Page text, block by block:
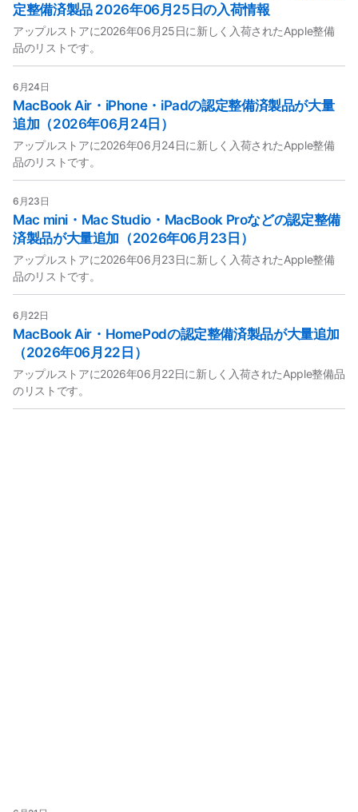
定整備済製品 2026年06月25日の入荷情報
アップルストアに2026年06月25日に新しく入荷されたApple整備
品のリストです。
6月24日
MacBook Air・iPhone・iPadの認定整備済製品が大量
追加（2026年06月24日）
アップルストアに2026年06月24日に新しく入荷されたApple整備
品のリストです。
6月23日
Mac mini・Mac Studio・MacBook Proなどの認定整備
済製品が大量追加（2026年06月23日）
アップルストアに2026年06月23日に新しく入荷されたApple整備
品のリストです。
6月22日
MacBook Air・HomePodの認定整備済製品が大量追加
（2026年06月22日）
アップルストアに2026年06月22日に新しく入荷されたApple整備品
のリストです。